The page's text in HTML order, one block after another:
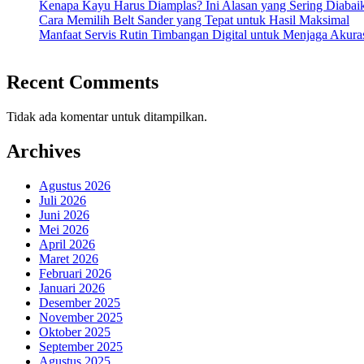
Kenapa Kayu Harus Diamplas? Ini Alasan yang Sering
Cara Memilih Belt Sander yang Tepat untuk Hasil Maksimal
Manfaat Servis Rutin Timbangan Digital untuk Menjaga
Recent Comments
Tidak ada komentar untuk ditampilkan.
Archives
Agustus 2026
Juli 2026
Juni 2026
Mei 2026
April 2026
Maret 2026
Februari 2026
Januari 2026
Desember 2025
November 2025
Oktober 2025
September 2025
Agustus 2025